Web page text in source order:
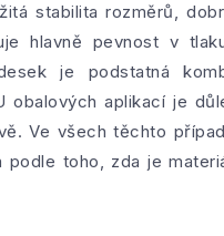
stabilita rozměrů,
hlavně pevnost v
je podstatná
aplikací je
Ve všech těchto
toho, zda je